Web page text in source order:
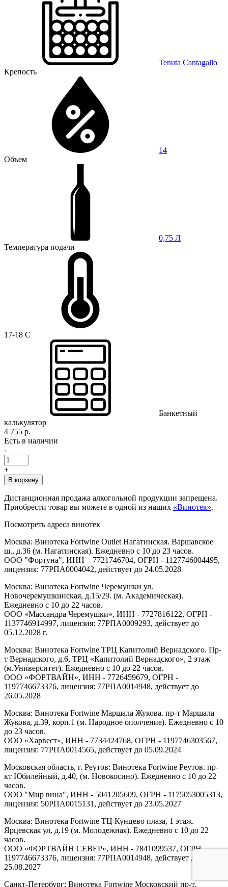
Tenuta Cantagallo
Крепость
14
Объем
0,75 Л
Температура подачи
17-18 C
Банкетный
калькулятор
4 755 р.
Есть в наличии
-
+
В корзину
Дистанционная продажа алкогольной продукции запрещена.
Приобрести товар вы можете в одной из наших «Винотек».
Посмотреть адреса винотек
Москва: Винотека Fortwine Outlet Нагатинская. Варшавское
ш., д.36 (м. Нагатинская). Ежедневно с 10 до 23 часов.
ООО "Фортуна", ИНН – 7721746704, ОГРН - 1127746004495,
лицензия: 77РПА0004042, действует до 24.05.2028
Москва: Винотека Fortwine Черемушки ул.
Новочеремушкинская, д.15/29. (м. Академическая).
Ежедневно с 10 до 22 часов.
ООО «Массандра Черемушки», ИНН - 7727816122, ОГРН -
1137746914997, лицензия: 77РПА0009293, действует до
05.12.2028 г.
Москва: Винотека Fortwine ТРЦ Капитолий Вернадского. Пр-
т Вернадского, д.6, ТРЦ «Капитолий Вернадского», 2 этаж
(м.Университет). Ежедневно с 10 до 22 часов.
ООО «ФОРТВАЙН», ИНН - 7726459679, ОГРН -
1197746673376, лицензия: 77РПА0014948, действует до
26.05.2028
Москва: Винотека Fortwine Маршала Жукова. пр-т Маршала
Жукова, д.39, корп.1 (м. Народное ополчение). Ежедневно с 10
до 23 часов.
ООО «Харвест», ИНН - 7734424768, ОГРН - 1197746303567,
лицензия: 77РПА0014565, действует до 05.09.2024
Московская область, г. Реутов: Винотека Fortwine Реутов. пр-
кт Юбилейный, д.40, (м. Новокосино). Ежедневно с 10 до 22
часов.
ООО "Мир вина", ИНН - 5041205609, ОГРН - 1175053005313,
лицензия: 50РПА0015131, действует до 23.05.2027
Москва: Винотека Fortwine ТЦ Кунцево плаза, 1 этаж.
Ярцевская ул, д.19 (м. Молодежная). Ежедневно с 10 до 22
часов.
ООО «ФОРТВАЙН СЕВЕР», ИНН - 7841099537, ОГРН -
1197746673376, лицензия: 77РПА0014948, действует до
25.08.2027
Санкт-Петербург: Винотека Fortwine Московский пр-т.